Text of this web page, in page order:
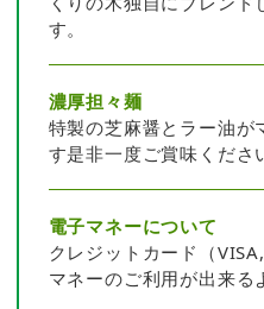
す。
濃厚担々麺
特製の芝麻醤とラー油が
す是非一度ご賞味くださ
電子マネーについて
クレジットカード（
マネーのご利用が出来る